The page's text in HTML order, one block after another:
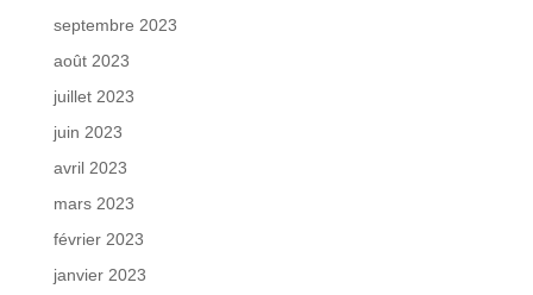
septembre 2023
août 2023
juillet 2023
juin 2023
avril 2023
mars 2023
février 2023
janvier 2023